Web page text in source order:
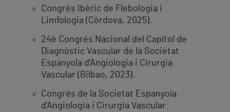
Congrés Ibèric de Flebologia i
Limfologia (Còrdova, 2025).
24è Congrés Nacional del Capítol de
Diagnòstic Vascular de la Societat
Espanyola d'Angiologia i Cirurgia
Vascular (Bilbao, 2023).
Congrés de la Societat Espanyola
d'Angiologia i Cirurgia Vascular